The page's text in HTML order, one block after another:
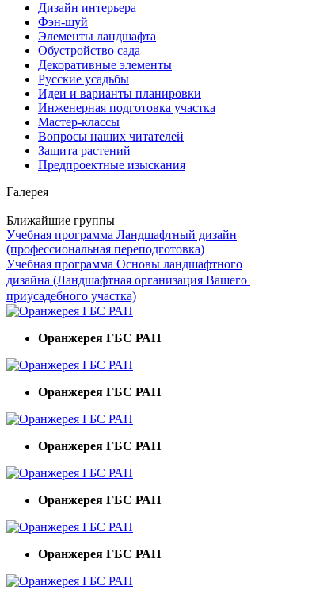
Дизайн интерьера
Фэн-шуй
Элементы ландшафта
Обустройство сада
Декоративные элементы
Русские усадьбы
Идеи и варианты планировки
Инженерная подготовка участка
Мастер-классы
Вопросы наших читателей
Защита растений
Предпроектные изыскания
Галерея
Ближайшие группы
Учебная программа Ландшафтный дизайн
(профессиональная переподготовка)
Учебная программа Основы ландшафтного
дизайна (Ландшафтная организация Вашего
приусадебного участка)
Оранжерея ГБС РАН
Оранжерея ГБС РАН
Оранжерея ГБС РАН
Оранжерея ГБС РАН
Оранжерея ГБС РАН